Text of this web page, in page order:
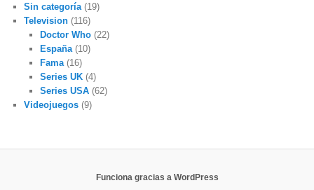
Sin categoría (19)
Television (116)
Doctor Who(22)
España(10)
Fama(16)
Series UK(4)
Series USA(62)
Videojuegos (9)
Funciona gracias a WordPress